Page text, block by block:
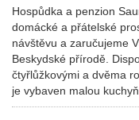
Hospůdka a penzion
domácké a přátelské
návštěvu a zaručujeme
Beskydské přírodě.
čtyřlůžkovými a dvěma
je vybaven malou